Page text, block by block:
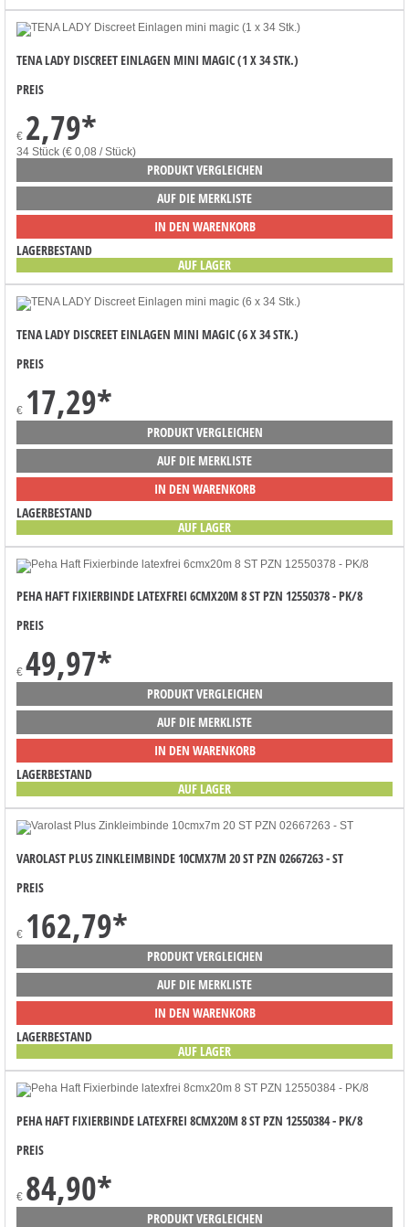
TENA LADY DISCREET EINLAGEN MINI MAGIC (1 X 34 STK.)
PREIS
€ 2,79*
34 Stück (€ 0,08 / Stück)
PRODUKT VERGLEICHEN
AUF DIE MERKLISTE
IN DEN WARENKORB
LAGERBESTAND
AUF LAGER
TENA LADY DISCREET EINLAGEN MINI MAGIC (6 X 34 STK.)
PREIS
€ 17,29*
PRODUKT VERGLEICHEN
AUF DIE MERKLISTE
IN DEN WARENKORB
LAGERBESTAND
AUF LAGER
PEHA HAFT FIXIERBINDE LATEXFREI 6CMX20M 8 ST PZN 12550378 - PK/8
PREIS
€ 49,97*
PRODUKT VERGLEICHEN
AUF DIE MERKLISTE
IN DEN WARENKORB
LAGERBESTAND
AUF LAGER
VAROLAST PLUS ZINKLEIMBINDE 10CMX7M 20 ST PZN 02667263 - ST
PREIS
€ 162,79*
PRODUKT VERGLEICHEN
AUF DIE MERKLISTE
IN DEN WARENKORB
LAGERBESTAND
AUF LAGER
PEHA HAFT FIXIERBINDE LATEXFREI 8CMX20M 8 ST PZN 12550384 - PK/8
PREIS
€ 84,90*
PRODUKT VERGLEICHEN